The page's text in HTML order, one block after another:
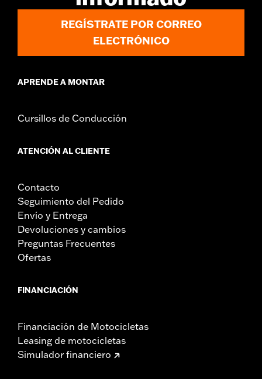
REGÍSTRATE POR CORREO
ELECTRÓNICO
APRENDE A MONTAR
Cursillos de Conducción
ATENCIÓN AL CLIENTE
Contacto
Seguimiento del Pedido
Envío y Entrega
Devoluciones y cambios
Preguntas Frecuentes
Ofertas
FINANCIACIÓN
Financiación de Motocicletas
Leasing de motocicletas
Simulador financiero